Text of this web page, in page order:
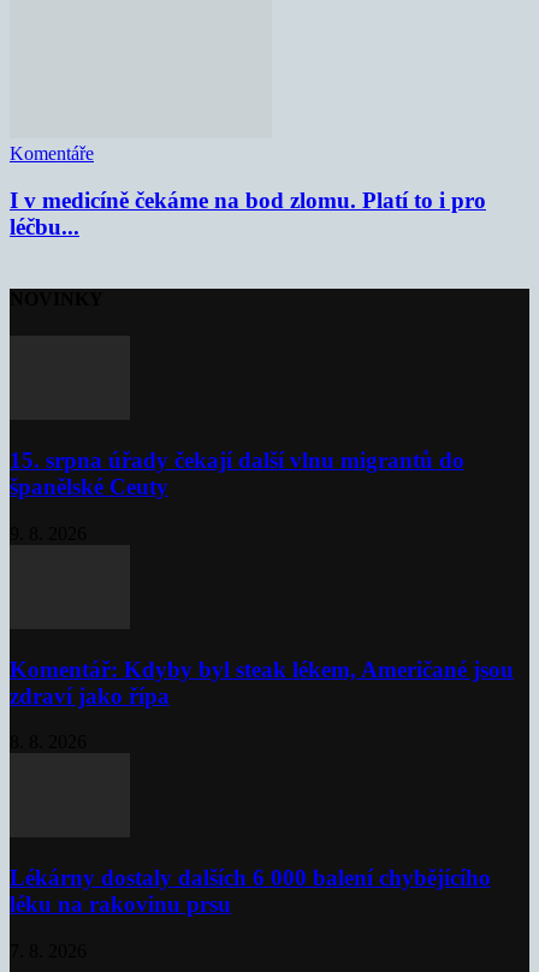
Komentáře
I v medicíně čekáme na bod zlomu. Platí to i pro
léčbu...
15. srpna úřady čekají další vlnu migrantů do
španělské Ceuty
Komentář: Kdyby byl steak lékem, Američané jsou
zdraví jako řípa
Lékárny dostaly dalších 6 000 balení chybějícího
léku na rakovinu prsu